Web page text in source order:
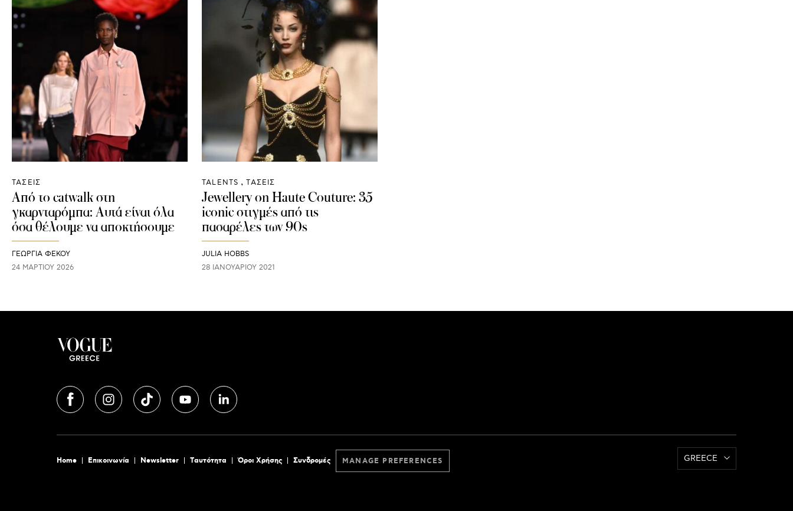
ΤΑΣΕΙΣ
Από το catwalk στη
γκαρνταρόμπα: Αυτά είναι όλα
όσα θέλουμε να αποκτήσουμε
ΓΕΩΡΓΙΑ ΦΕΚΟΥ
24 ΜΑΡΤΊΟΥ 2026
TALENTS ΤΑΣΕΙΣ
Jewellery on Haute Couture: 35
iconic στιγμές από τις
πασαρέλες των 90s
JULIA HOBBS
28 ΙΑΝΟΥΑΡΊΟΥ 2021
Home Επικοινωνία Newsletter Tαυτότητα Όροι Χρήσης Συνδρομές MANAGE PREFERENCES GREECE